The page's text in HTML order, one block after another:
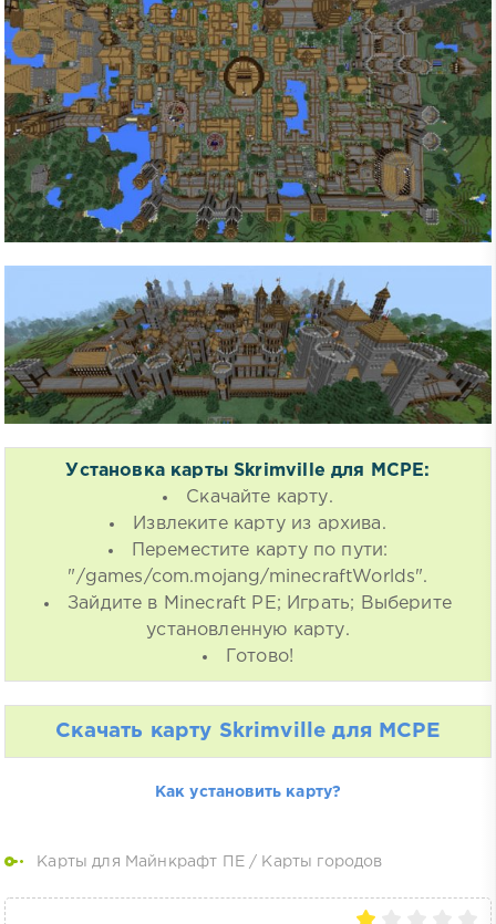
Установка карты Skrimville для MCPE:
Скачайте карту.
Извлеките карту из архива.
Переместите карту по пути:
"/games/com.mojang/minecraftWorlds".
Зайдите в Minecraft PE; Играть; Выберите
установленную карту.
Готово!
Скачать карту Skrimville для MCPE
Как установить карту?
Карты для Майнкрафт ПЕ/ Карты городов